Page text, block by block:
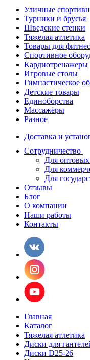
Уличные
Турники и брусья
Шведские стенки
Тяжелая атлетика
Товары для
Спортивное
Кардиотренажеры
Игровые столы
Гимнастическое
Детские товары
Единоборства
Массажёры
Разное
Доставка и
Сотрудничество
Для
Для
Для
Отзывы
Блог
О компании
Наши работы
Контакты
Главная
Каталог
Тяжелая атлетика
Диски для
Диски D25-26